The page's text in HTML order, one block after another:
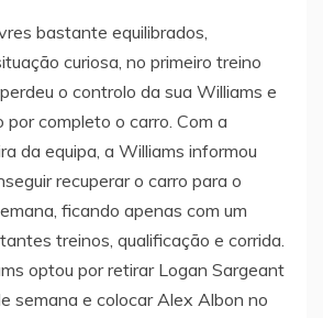
bastante equilibrados,
curiosa, no primeiro treino
o controlo da sua Williams e
por completo o carro. Com a
da equipa, a Williams informou
recuperar o carro para o
ficando apenas com um
treinos, qualificação e corrida.
optou por retirar Logan Sargeant
semana e colocar Alex Albon no